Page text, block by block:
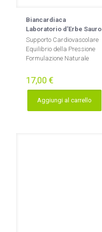
Biancardiaca
Laboratorio d’Erbe Sauro
Supporto Cardiovascolare
Equilibrio della Pressione
Formulazione Naturale
17,00 €
Aggiungi al carrello